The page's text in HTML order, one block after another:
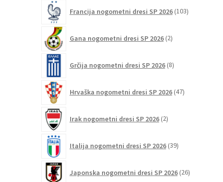
Francija nogometni dresi SP 2026 103izdelki
Gana nogometni dresi SP 2026 2izdelka
Grčija nogometni dresi SP 2026 8izdelkov
Hrvaška nogometni dresi SP 2026 47izdelkov
Irak nogometni dresi SP 2026 2izdelka
Italija nogometni dresi SP 2026 39izdelkov
Japonska nogometni dresi SP 2026 26izdelkov